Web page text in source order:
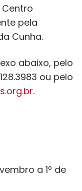
pela
Cunha.
abaixo, pelo
ou pelo
.
a 1º de